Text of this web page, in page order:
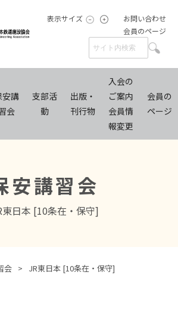
表示サイズ
お問い合わせ
会員のページ
安講
会
支部活
動
出版・
刊行物
入会の
ご案内
会員情
報変更
会員の
ページ
安講習会
東日本 [10条在・保守]
会 JR東日本 [10条在・保守]